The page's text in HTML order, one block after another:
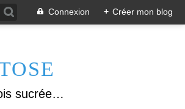
Connexion + Créer mon blog
Allergique au gluten, lactose (et caséine) et passionnée de cuisine, j'élabore des recettes à la fois sucrées et salées. Ayant plusieurs maladies auto immunes, j'essaie de proposer des recettes un maximum IG Bas, en portant une attention particulière sur les aliments utilisés (apports, vitamines, nutriments..). Je fais également bcp de sport donc une bonne alimentation est primordiale!